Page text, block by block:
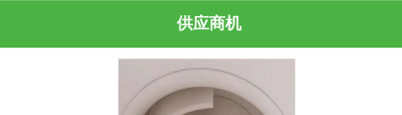
供应商机